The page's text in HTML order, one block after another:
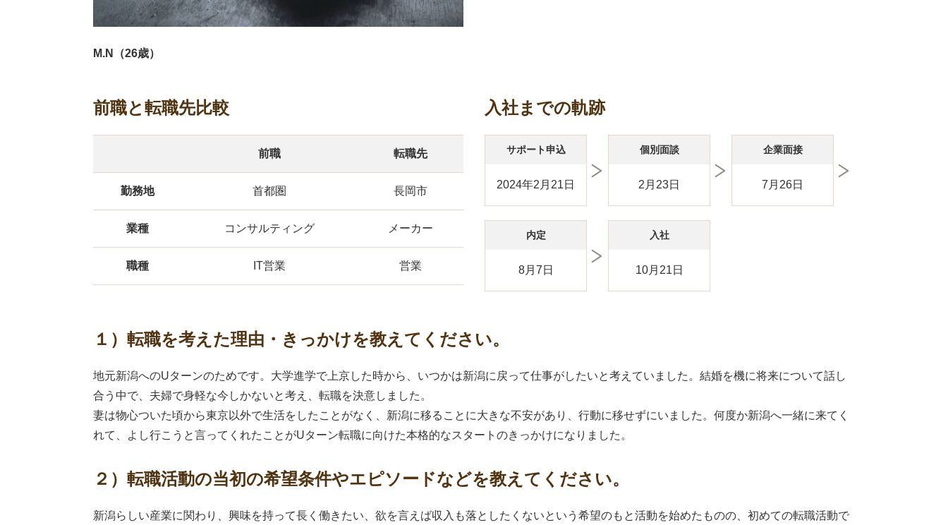
M.N（26歳）
前職と転職先比較
前職 転職先
勤務地 首都圏 長岡市
業種 コンサルティング メーカー
職種 IT営業 営業
入社までの軌跡
サポート申込
2024年2月21日
個別面談
2月23日
企業面接
7月26日
内定
8月7日
入社
10月21日
１）転職を考えた理由・きっかけを教えてください。
地元新潟へのUターンのためです。大学進学で上京した時から、いつかは新潟に戻って仕事がしたいと考えていました。結婚を機に将来について話し
合う中で、夫婦で身軽な今しかないと考え、転職を決意しました。
妻は物心ついた頃から東京以外で生活をしたことがなく、新潟に移ることに大きな不安があり、行動に移せずにいました。何度か新潟へ一緒に来てく
れて、よし行こうと言ってくれたことがUターン転職に向けた本格的なスタートのきっかけになりました。
２）転職活動の当初の希望条件やエピソードなどを教えてください。
新潟らしい産業に関わり、興味を持って長く働きたい、欲を言えば収入も落としたくないという希望のもと活動を始めたものの、初めての転職活動で